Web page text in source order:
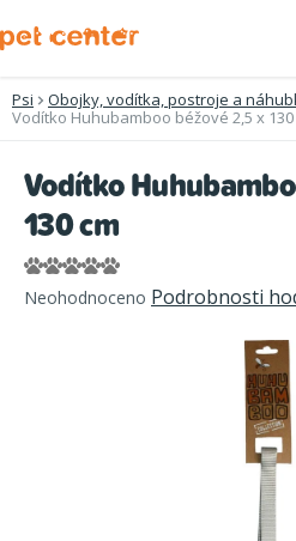
na
Psi Obojky, vodítka, postroje a
Vodítko Huhubamboo béžové 2,5 x 130
Vodítko
130 cm
Průměrné
hodnocení
Neohodnoceno Podrobnosti